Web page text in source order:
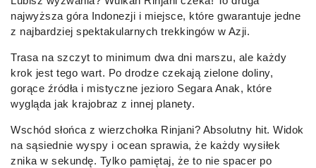
najwyższa góra Indonezji i miejsce, które gwarantuje jedne
z najbardziej spektakularnych trekkingów w Azji.
Trasa na szczyt to minimum dwa dni marszu, ale każdy
krok jest tego wart. Po drodze czekają zielone doliny,
gorące źródła i mistyczne jezioro Segara Anak, które
wygląda jak krajobraz z innej planety.
Wschód słońca z wierzchołka Rinjani? Absolutny hit. Widok
na sąsiednie wyspy i ocean sprawia, że każdy wysiłek
znika w sekundę. Tylko pamiętaj, że to nie spacer po